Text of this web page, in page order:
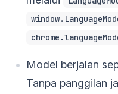
Model berjalan
Tanpa panggilan